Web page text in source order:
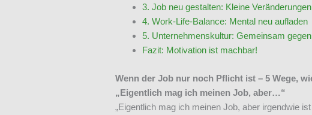
3. Job neu gestalten: Kleine
4. Work-Life-Balance: Mental neu aufladen
5. Unternehmenskultur: Gemeinsam
Fazit: Motivation ist machbar!
Wenn der Job nur noch Pflicht ist – 5 Wege,
„Eigentlich mag ich meinen Job, aber…“
„Eigentlich mag ich meinen Job, aber irgendwie